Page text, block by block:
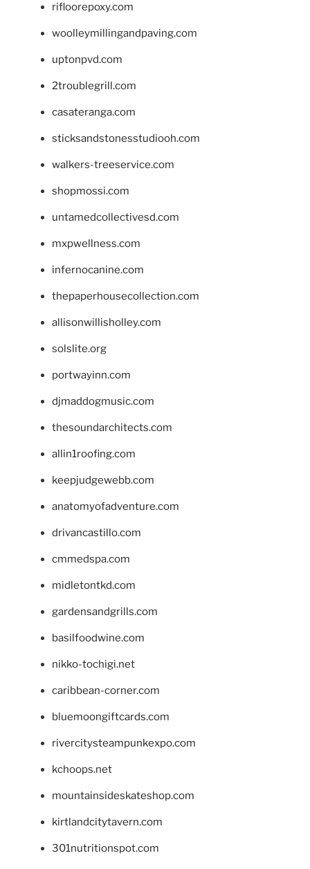
rifloorepoxy.com
woolleymillingandpaving.com
uptonpvd.com
2troublegrill.com
casateranga.com
sticksandstonesstudiooh.com
walkers-treeservice.com
shopmossi.com
untamedcollectivesd.com
mxpwellness.com
infernocanine.com
thepaperhousecollection.com
allisonwillisholley.com
solslite.org
portwayinn.com
djmaddogmusic.com
thesoundarchitects.com
allin1roofing.com
keepjudgewebb.com
anatomyofadventure.com
drivancastillo.com
cmmedspa.com
midletontkd.com
gardensandgrills.com
basilfoodwine.com
nikko-tochigi.net
caribbean-corner.com
bluemoongiftcards.com
rivercitysteampunkexpo.com
kchoops.net
mountainsideskateshop.com
kirtlandcitytavern.com
301nutritionspot.com